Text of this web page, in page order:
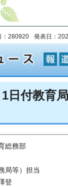
：280920 発表日：
日付教育
総務部
局等）担当
登